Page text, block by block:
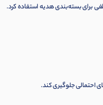
برای بسته‌بندی هدیه استفاده کرد.
احتمالی جلوگیری کند.